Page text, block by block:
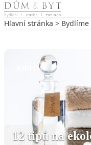
Skip to content
Hlavní stránka > Bydlíme
BYDLÍME
12 tipů na